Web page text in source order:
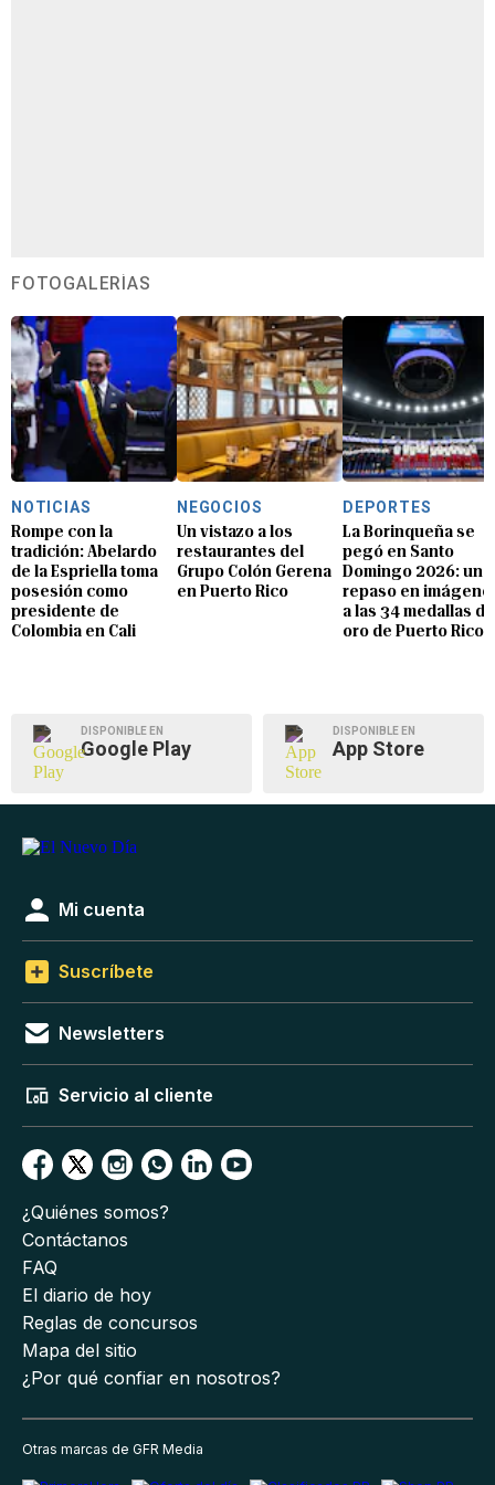
FOTOGALERÍAS
NOTICIAS
Rompe con la
tradición: Abelardo
de la Espriella toma
posesión como
presidente de
Colombia en Cali
NEGOCIOS
Un vistazo a los
restaurantes del
Grupo Colón Gerena
en Puerto Rico
DEPORTES
La Borinqueña se
pegó en Santo
Domingo 2026: un
repaso en
a las 34 medallas de
oro de Puerto Rico
DISPONIBLE EN
Google Play
DISPONIBLE EN
App Store
Mi cuenta
Suscríbete
Newsletters
Servicio al cliente
¿Quiénes somos?
Contáctanos
FAQ
El diario de hoy
Reglas de concursos
Mapa del sitio
¿Por qué confiar en nosotros?
Otras marcas de GFR Media